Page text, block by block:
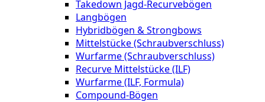
Takedown Jagd-Recurvebögen
Langbögen
Hybridbögen & Strongbows
Mittelstücke (Schraubverschluss)
Wurfarme (Schraubverschluss)
Recurve Mittelstücke (ILF)
Wurfarme (ILF, Formula)
Compound-Bögen